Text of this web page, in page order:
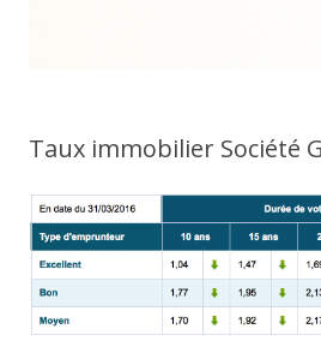
Taux immobilier Société